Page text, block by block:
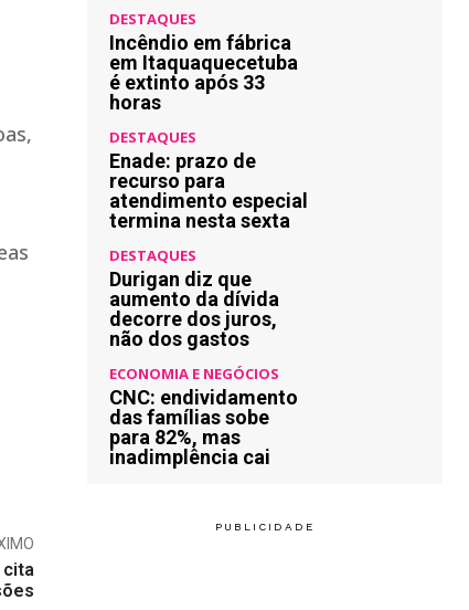
cita
DESTAQUES
Incêndio em fábrica
em Itaquaquecetuba
é extinto após 33
horas
DESTAQUES
Enade: prazo de
recurso para
atendimento especial
termina nesta sexta
DESTAQUES
Durigan diz que
aumento da dívida
decorre dos juros,
não dos gastos
ECONOMIA E NEGÓCIOS
CNC: endividamento
das famílias sobe
para 82%, mas
inadimplência cai